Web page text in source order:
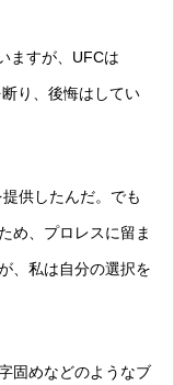
ますが、UFCは
り、後悔はしてい
供したんだ。でも
め、プロレスに留ま
、私は自分の選択を
固めなどのようなブ